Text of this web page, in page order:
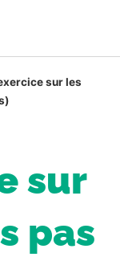
sur les
sur
pas